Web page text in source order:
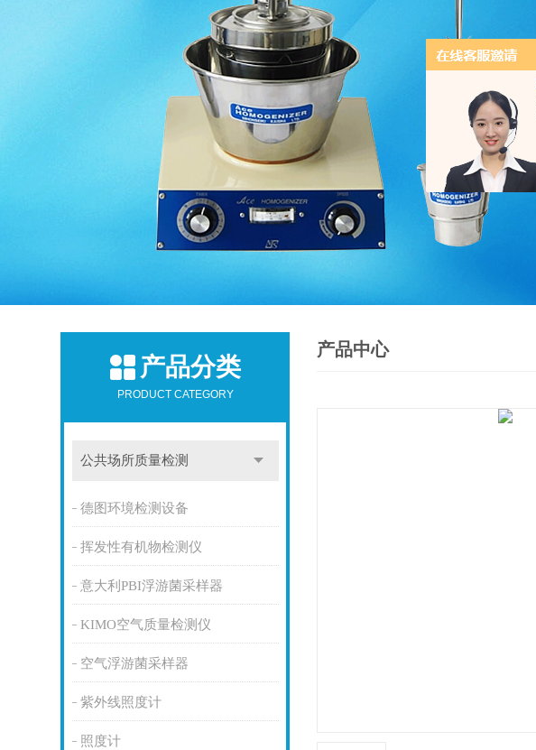
产品分类
PRODUCT CATEGORY
公共场所质量检测
德图环境检测设备
挥发性有机物检测仪
意大利PBI浮游菌采样器
KIMO空气质量检测仪
空气浮游菌采样器
紫外线照度计
照度计
产品中心